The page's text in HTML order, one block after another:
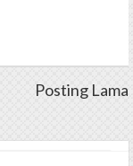
Posting Lama